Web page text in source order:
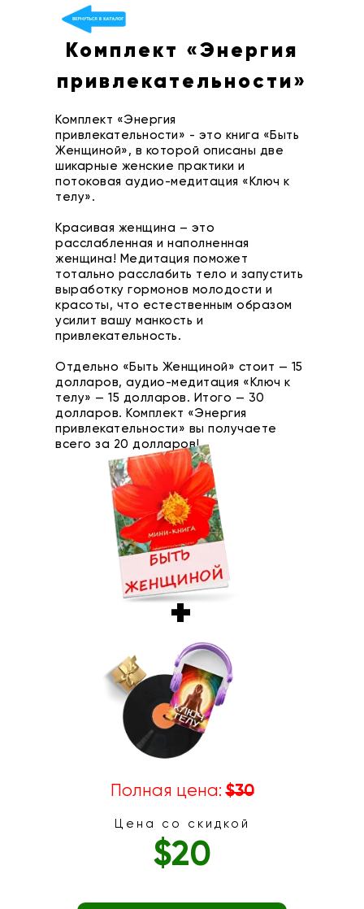
Комплект «Энергия
привлекательности» - это книга «Быть
Женщиной», в которой описаны две
шикарные женские практики и
потоковая аудио-медитация «Ключ к
телу».
Красивая женщина – это
расслабленная и наполненная
женщина! Медитация поможет
тотально расслабить тело и запустить
выработку гормонов молодости и
красоты, что естественным образом
усилит вашу манкость и
привлекательность.
Отдельно «Быть Женщиной» стоит — 15
долларов, аудио-медитация «Ключ к
телу» — 15 долларов. Итого — 30
долларов. Комплект «Энергия
привлекательности» вы получаете
всего за 20 долларов!
+
$20
Цена со скидкой
Полная цена:$30
Комплект «Энергия
привлекательности»